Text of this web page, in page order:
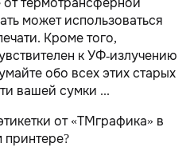
может использоваться
Кроме того,
к УФ-излучению
обо всех этих старых
вашей сумки ...
от «ТМграфика» в